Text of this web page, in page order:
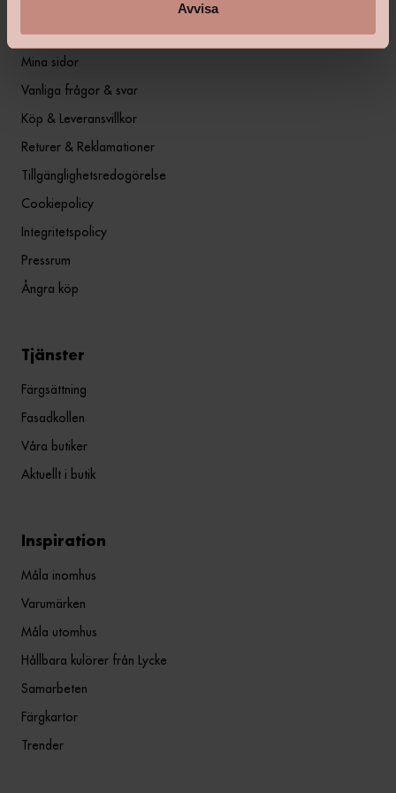
Avvisa
Mina sidor
Vanliga frågor & svar
Köp & Leveransvillkor
Returer & Reklamationer
Tillgänglighetsredogörelse
Cookiepolicy
Integritetspolicy
Pressrum
Ångra köp
Tjänster
Färgsättning
Fasadkollen
Våra butiker
Aktuellt i butik
Inspiration
Måla inomhus
Varumärken
Måla utomhus
Hållbara kulörer från Lycke
Samarbeten
Färgkartor
Trender